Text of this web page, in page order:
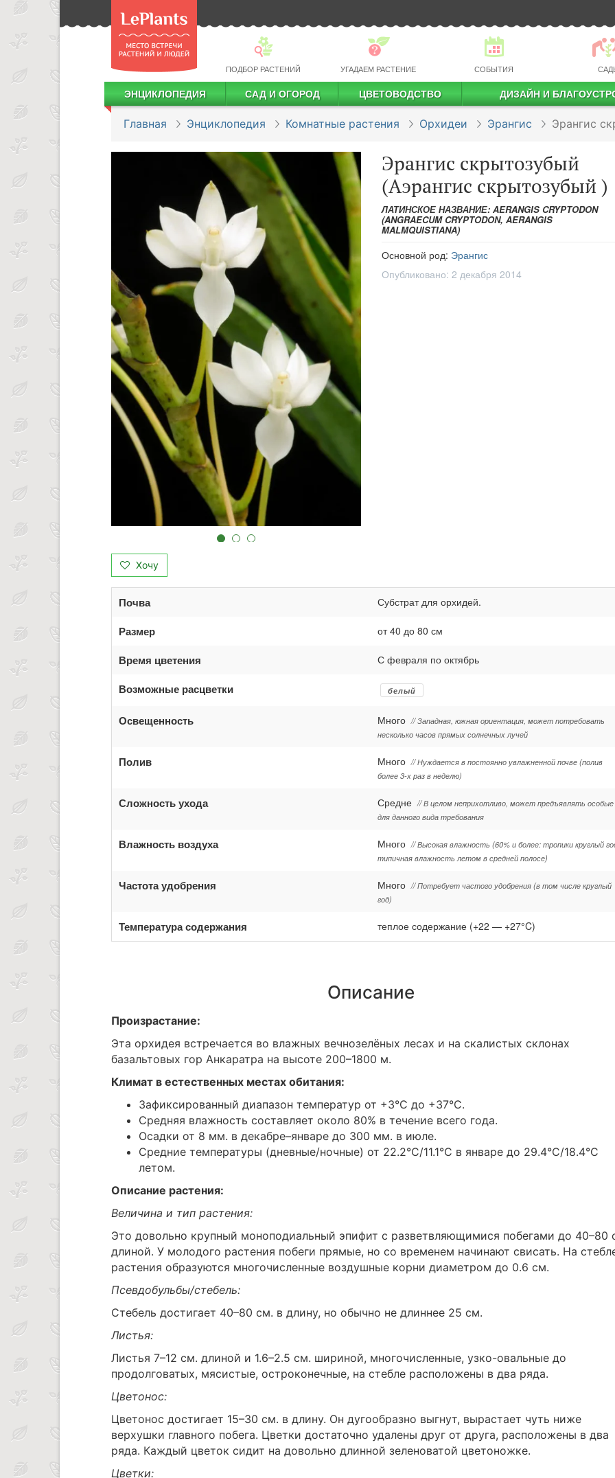
ПОДБОР РАСТЕНИЙ УГАДАЕМ РАСТЕНИЕ СОБЫТИЯ
ЭНЦИКЛОПЕДИЯ САД И ОГОРОД ЦВЕТОВОДСТВО ДИЗАЙН И
Главная Энциклопедия Комнатные растения Орхидеи Эрангис Эрангис
Эрангис скрытозубый
(Аэрангис скрытозубый )
ЛАТИНСКОЕ НАЗВАНИЕ: AERANGIS CRYPTODON
(ANGRAECUM CRYPTODON, AERANGIS
MALMQUISTIANA)
Основной род: Эрангис
Опубликовано: 2 декабря 2014
Хочу
Почва Субстрат для орхидей.
Размер от 40 до 80 см
Время цветения С февраля по октябрь
Возможные расцветки белый
Освещенность Много // Западная, южная ориентация, может потребовать
несколько часов прямых солнечных лучей
Полив Много // Нуждается в постоянно увлажненной почве (полив
более 3-х раз в неделю)
Сложность ухода Средне // В целом неприхотливо, может предъявлять особые
для данного вида требования
Влажность воздуха Много // Высокая влажность (60% и более: тропики круглый
типичная влажность летом в средней полосе)
Частота удобрения Много // Потребует частого удобрения (в том числе круглый
год)
Температура содержания теплое содержание (+22 — +27°C)
Описание
Произрастание:
Эта орхидея встречается во влажных вечнозелёных лесах и на скалистых склонах
базальтовых гор Анкаратра на высоте 200–1800 м.
Климат в естественных местах обитания:
Зафиксированный диапазон температур от +3°С до +37°С.
Средняя влажность составляет около 80% в течение всего года.
Осадки от 8 мм. в декабре–январе до 300 мм. в июле.
Средние температуры (дневные/ночные) от 22.2°С/11.1°С в январе до 29.4°С/18.4°С
летом.
Описание растения:
Величина и тип растения:
Это довольно крупный моноподиальный эпифит с разветвляющимися побегами до 40–80
длиной. У молодого растения побеги прямые, но со временем начинают свисать. На
растения образуются многочисленные воздушные корни диаметром до 0.6 см.
Псевдобульбы/стебель:
Стебель достигает 40–80 см. в длину, но обычно не длиннее 25 см.
Листья:
Листья 7–12 см. длиной и 1.6–2.5 см. шириной, многочисленные, узко-овальные до
продолговатых, мясистые, остроконечные, на стебле расположены в два ряда.
Цветонос:
Цветонос достигает 15–30 см. в длину. Он дугообразно выгнут, вырастает чуть ниже
верхушки главного побега. Цветки достаточно удалены друг от друга, расположены в два
ряда. Каждый цветок сидит на довольно длинной зеленоватой цветоножке.
Цветки: